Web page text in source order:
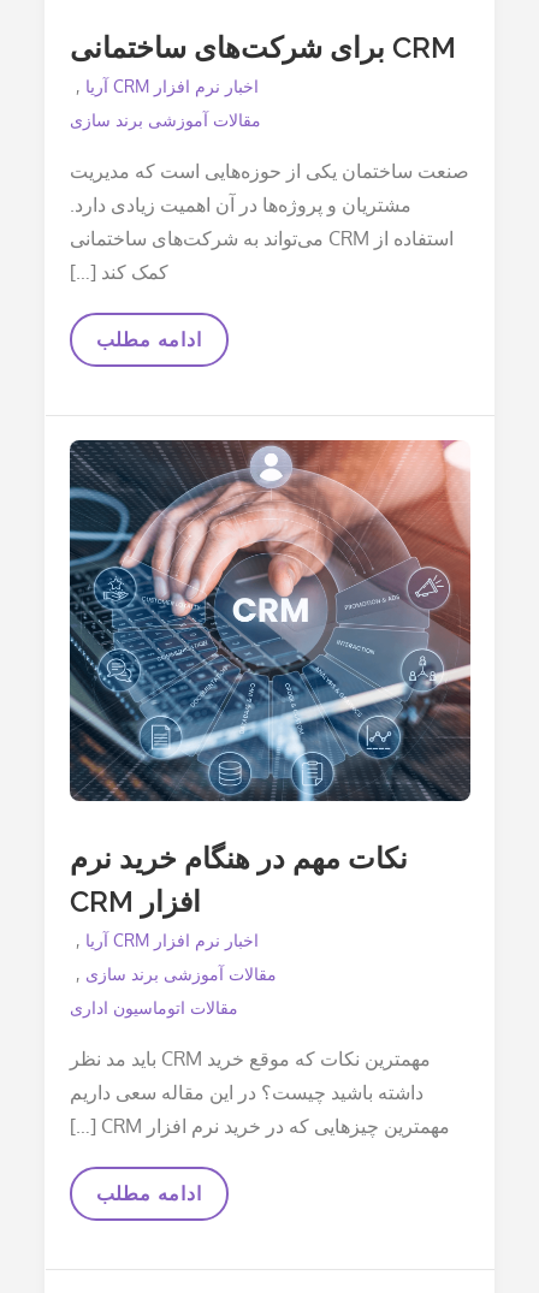
CRM برای شرکت‌های ساختمانی
اخبار نرم افزار CRM آریا
مقالات آموزشی برند سازی
صنعت ساختمان یکی از حوزه‌هایی است که مدیریت
مشتریان و پروژه‌ها در آن اهمیت زیادی دارد.
استفاده از CRM می‌تواند به شرکت‌های ساختمانی
کمک کند […]
CRM
ادامه مطلب
نکات مهم در هنگام خرید نرم
افزار CRM
اخبار نرم افزار CRM آریا
مقالات آموزشی برند سازی
مقالات اتوماسیون اداری
مهمترین نکات که موقع خرید CRM باید مد نظر
داشته باشید چیست؟ در این مقاله سعی داریم
مهمترین چیزهایی که در خرید نرم افزار CRM […]
نکات
خرید
ادامه مطلب